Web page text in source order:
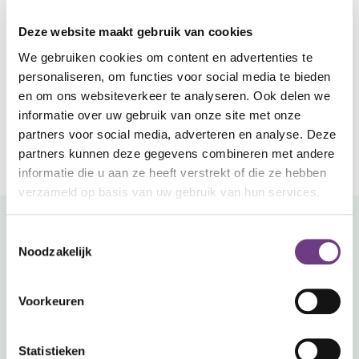
Deze website maakt gebruik van cookies
We gebruiken cookies om content en advertenties te
personaliseren, om functies voor social media te bieden
en om ons websiteverkeer te analyseren. Ook delen we
informatie over uw gebruik van onze site met onze
partners voor social media, adverteren en analyse. Deze
partners kunnen deze gegevens combineren met andere
informatie die u aan ze heeft verstrekt of die ze hebben
verzameld op basis van uw gebruik van hun services.
Noodzakelijk
Voorkeuren
Statistieken
In Ihrem Wartungspaket ist genau festgelegt, wie
in Ihrem Vertrag nach oder kontaktieren Sie den
Support.
Ist Ihre Antwort nicht dabei?
Über unser Support-Portal können Sie einfach
ein Ticket erstellen. Beschreiben Sie das
Problem und fügen Sie gegebenenfalls Fotos
hinzu. Unser Team wird sich so schnell wie
möglich mit Ihnen in Verbindung setzen.
Zum Support-Portal
Möchten Sie lieber direkten
Rufen Sie uns an.
vollständig auszuschließen. Haben Sie eine Störung?